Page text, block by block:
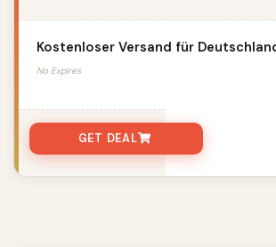
Kostenloser Versand für
No Expires
GET DEAL